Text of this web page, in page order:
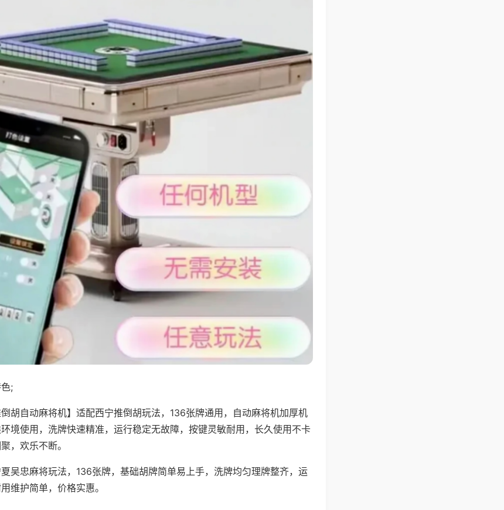
;
倒胡自动麻将机】适配西宁推倒胡玩法，136张牌通用，自动麻将机加厚机
境使用，洗牌快速精准，运行稳定无故障，按键灵敏耐用，长久使用不卡
，欢乐不断。
吴忠麻将玩法，136张牌，基础胡牌简单易上手，洗牌均匀理牌整齐，运
维护简单，价格实惠。